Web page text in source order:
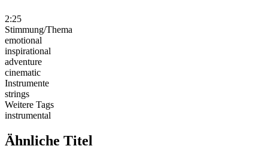
2:25
Stimmung/Thema
emotional
inspirational
adventure
cinematic
Instrumente
strings
Weitere Tags
instrumental
Ähnliche Titel